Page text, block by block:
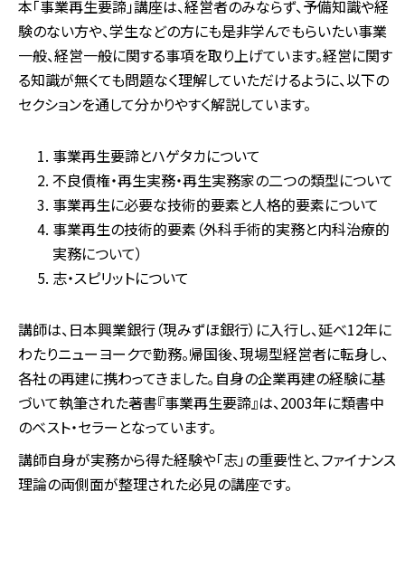
本「事業再生要諦」講座は、経営者のみならず、予備知識や経
験のない方や、学生などの方にも是非学んでもらいたい事業
一般、経営一般に関する事項を取り上げています。経営に関す
る知識が無くても問題なく理解していただけるように、以下の
セクションを通して分かりやすく解説しています。
事業再生要諦とハゲタカについて
不良債権・再生実務・再生実務家の二つの類型について
事業再生に必要な技術的要素と人格的要素について
事業再生の技術的要素（外科手術的実務と内科治療的
実務について）
志・スピリットについて
講師は、日本興業銀行（現みずほ銀行）に入行し、延べ12年に
わたりニューヨークで勤務。帰国後、現場型経営者に転身し、
各社の再建に携わってきました｡自身の企業再建の経験に基
づいて執筆された著書『事業再生要諦』は、2003年に類書中
のベスト・セラーとなっています。
講師自身が実務から得た経験や「志」の重要性と、ファイナンス
理論の両側面が整理された必見の講座です。